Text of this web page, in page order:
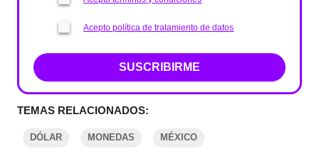
Acepto política de tratamiento de datos
SUSCRIBIRME
TEMAS RELACIONADOS:
DÓLAR MONEDAS MÉXICO